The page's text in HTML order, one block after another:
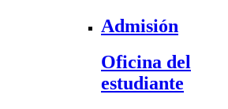
Admisión
Oficina del
estudiante